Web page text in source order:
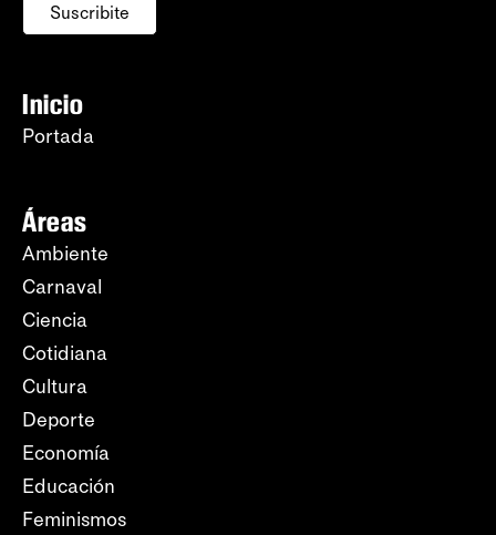
Suscribite
Inicio
Portada
Áreas
Ambiente
Carnaval
Ciencia
Cotidiana
Cultura
Deporte
Economía
Educación
Feminismos